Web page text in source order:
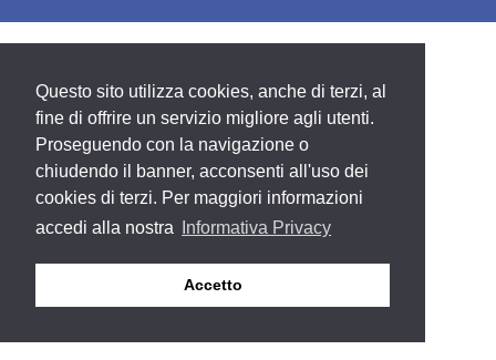
Questo sito utilizza cookies, anche di terzi, al
fine di offrire un servizio migliore agli utenti.
Proseguendo con la navigazione o
chiudendo il banner, acconsenti all'uso dei
cookies di terzi. Per maggiori informazioni
accedi alla nostra
Informativa Privacy
Accetto